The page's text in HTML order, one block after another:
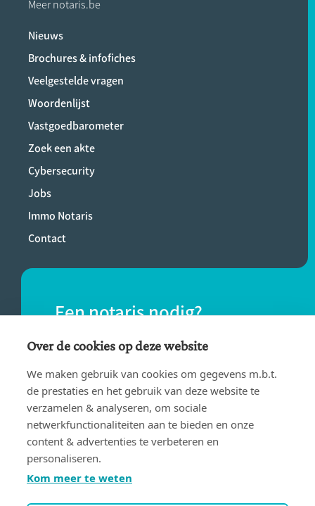
Meer notaris.be
Nieuws
Brochures & infofiches
Veelgestelde vragen
Woordenlijst
Vastgoedbarometer
Zoek een akte
Cybersecurity
Jobs
Immo Notaris
Contact
Een notaris nodig?
Vind eenvoudig een notaris bij jou in de
buurt.
VIND EEN NOTARIS
Over de cookies op deze website
We maken gebruik van cookies om gegevens m.b.t.
de prestaties en het gebruik van deze website te
verzamelen & analyseren, om sociale
netwerkfunctionaliteiten aan te bieden en onze
content & advertenties te verbeteren en
personaliseren.
Kom meer te weten